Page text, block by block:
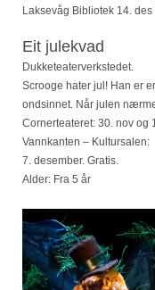
Laksevåg Bibliotek 14. des
Eit julekvad
Dukketeaterverkstedet.
Scrooge hater jul! Han er
ondsinnet. Når julen
Cornerteateret: 30. nov og
Vannkanten – Kultursalen:
7. desember. Gratis.
Alder: Fra 5 år